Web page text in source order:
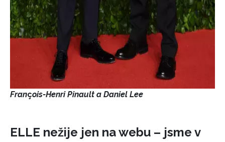
François-Henri Pinault a Daniel Lee
ELLE nežije jen na webu – jsme v